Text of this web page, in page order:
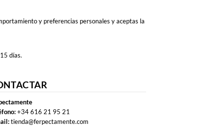
y preferencias personales y aceptas la
días.
+34 616 21 95 21
tienda@ferpectamente.com